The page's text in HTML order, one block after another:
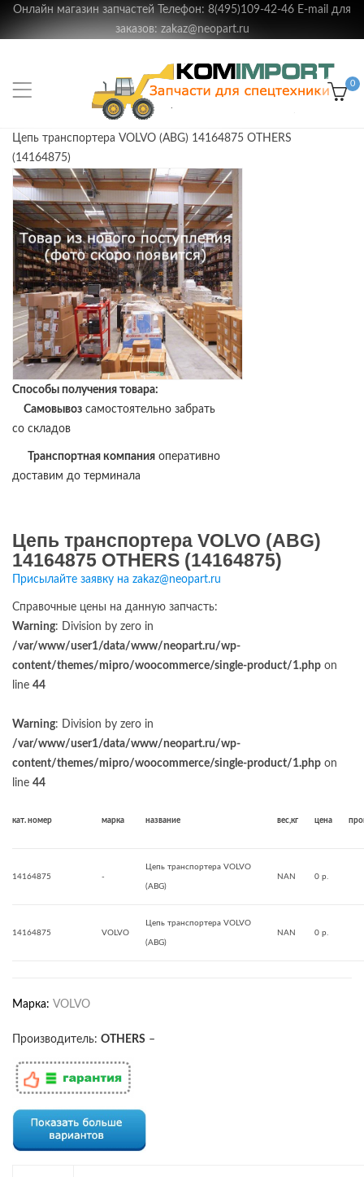
Онлайн магазин запчастей Телефон: 8(495)109-42-46 E-mail для
заказов: zakaz@neopart.ru
0
Цепь транспортера VOLVO (ABG) 14164875 OTHERS
(14164875)
Способы получения товара:
Самовывоз самостоятельно забрать
со складов
Транспортная компания оперативно
доставим до терминала
Цепь транспортера VOLVO (ABG)
14164875 OTHERS (14164875)
Присылайте заявку на zakaz@neopart.ru
Справочные цены на данную запчасть:
Warning: Division by zero in
/var/www/user1/data/www/neopart.ru/wp-
content/themes/mipro/woocommerce/single-product/1.php on
line 44
Warning: Division by zero in
/var/www/user1/data/www/neopart.ru/wp-
content/themes/mipro/woocommerce/single-product/1.php on
line 44
кат. номер марка название вес,кг цена
14164875 -
Цепь транспортера VOLVO
(ABG)
NAN 0 р.
14164875 VOLVO
Цепь транспортера VOLVO
(ABG)
NAN 0 р.
Марка: VOLVO
Производитель: OTHERS –